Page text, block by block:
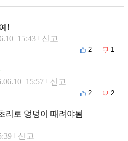
!
15:43 신고
2 1
15:57 신고
2 2
리로 엉덩이 때려야됨
신고